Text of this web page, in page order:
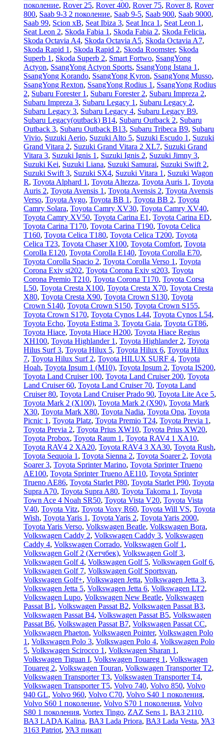
поколение, Rover 25, Rover 400, Rover 75, Rover 8, Rover
800, Saab 9-3 2 поколение, Saab 9-5, Saab 900, Saab 9000,
Saab 99, Scion xB, Seat Ibiza 3, Seat Inca 1 , Seat Leon 1 ,
Seat Leon 2, Skoda Fabia 1 , Skoda Fabia 2, Skoda Felicia,
Skoda Octavia A4, Skoda Octavia A5, Skoda Octavia A7,
Skoda Rapid 1 , Skoda Rapid 2, Skoda Roomster, Skoda
Superb 1 , Skoda Superb 2, Smart Fortwo, SsangYong
Actyon, SsangYong Actyon Sports, SsangYong Istana 1 ,
SsangYong Korando, SsangYong Kyron, SsangYong Musso,
SsangYong Rexton, SsangYong Rodius 1 , SsangYong Rodius
2, Subaru Forester 1 , Subaru Forester 2, Subaru Impreza 2,
Subaru Impreza 3, Subaru Legacy 1 , Subaru Legacy 2,
Subaru Legacy 3, Subaru Legacy 4, Subaru Legacy B9,
Subaru Legacy(outback) B14, Subaru Outback 2, Subaru
Outback 3, Subaru Outback B13, Subaru Tribeca B9, Subaru
Vivio, Suzuki Aerio, Suzuki Alto 5, Suzuki Escudo 1 , Suzuki
Grand Vitara 2, Suzuki Grand Vitara 2 XL7, Suzuki Grand
Vitara 3, Suzuki Ignis 1 , Suzuki Ignis 2, Suzuki Jimny 3,
Suzuki Kei, Suzuki Liana, Suzuki Samurai, Suzuki Swift 2,
Suzuki Swift 3, Suzuki SX4, Suzuki Vitara 1 , Suzuki Wagon
R, Toyota Alphard 1 , Toyota Altezza, Toyota Auris 1 , Toyota
Auris 2, Toyota Avensis 1 , Toyota Avensis 2, Toyota Avensis
Verso, Toyota Aygo, Toyota BB 1 , Toyota BB 2, Toyota
Camry Solara, Toyota Camry XV30, Toyota Camry XV40,
Toyota Camry XV50, Toyota Carina E1 , Toyota Carina ED,
Toyota Carina T170, Toyota Carina T190, Toyota Celica
T160, Toyota Celica T180, Toyota Celica T200, Toyota
Celica T23, Toyota Chaser X100, Toyota Comfort, Toyota
Corolla E120, Toyota Corolla E140, Toyota Corolla E70,
Toyota Corolla Spacio 2, Toyota Corolla Verso 1 , Toyota
Corona Exiv st202, Toyota Corona Exiv st203, Toyota
Corona Premio T210, Toyota Corona T170, Toyota Corsa
L50, Toyota Cresta X100, Toyota Cresta X70, Toyota Cresta
X80, Toyota Cresta X90, Toyota Crown S130, Toyota
Crown S140, Toyota Crown S150, Toyota Crown S155,
Toyota Crown S170, Toyota Cynos L44, Toyota Cynos L54,
Toyota Echo, Toyota Estima 3, Toyota Gaia, Toyota GT86,
Toyota Hiace, Toyota Hiace H200, Toyota Hiace Regius
XH100, Toyota Highlander 1 , Toyota Highlander 2, Toyota
Hilus Surf 3, Toyota Hilux 5, Toyota Hilux 6, Toyota Hilux
7, Toyota Hilux Surf 2, Toyota HILUX SURF 4, Toyota
Hoah, Toyota Ipsum 1 (М10), Toyota Ipsum 2, Toyota IS200,
Toyota Land Cruiser 100, Toyota Land Cruiser 200, Toyota
Land Cruiser 60, Toyota Land Cruiser 70, Toyota Land
Cruiser 80, Toyota Land Cruiser Prado 90, Toyota Lite Ace 5,
Toyota Mark 2 (Х100), Toyota Mark 2 (Х90), Toyota Mark
X30, Toyota Mark X80, Toyota Nadia, Toyota Opa, Toyota
Picnic 1 , Toyota Platz, Toyota Premio T24, Toyota Previa 1 ,
Toyota Previa 2, Toyota Prius XW10, Toyota Prius XW20,
Toyota Probox, Toyota Raum 1 , Toyota RAV4 1 XA10,
Toyota RAV4 2 XA20, Toyota RAV4 3 XA30, Toyota Rush,
Toyota Sequoia 1 , Toyota Sienna 2, Toyota Soarer 2, Toyota
Soarer 3, Toyota Sprinter Marino, Toyota Sprinter Trueno
AE100, Toyota Sprinter Trueno AE110, Toyota Sprinter
Trueno AE86, Toyota Starlet P80, Toyota Starlet P90, Toyota
Supra A70, Toyota Supra A80, Toyota Takoma 1 , Toyota
Town Ace 4 Noah SR50, Toyota Vista V20, Toyota Vista
V40, Toyota Vitz, Toyota Voxy R60, Toyota Will VS, Toyota
Wish, Toyota Yaris 1 , Toyota Yaris 2, Toyota Yaris 2000,
Toyota Yaris Verso, Volkswagen Beatle, Volkswagen Bora,
Volkswagen Caddy 2, Volkswagen Caddy 3, Volkswagen
Caddy 4, Volkswagen Corrado, Volkswagen Golf 1 ,
Volkswagen Golf 2 (Хетчбек), Volkswagen Golf 3,
Volkswagen Golf 4, Volkswagen Golf 5, Volkswagen Golf 6,
Volkswagen Golf 7, Volkswagen Golf Sportsvan,
Volkswagen Golf+, Volkswagen Jetta, Volkswagen Jetta 3,
Volkswagen Jetta 5, Volkswagen Jetta 6, Volkswagen LT2,
Volkswagen Lupo, Volkswagen New Beatle, Volkswagen
Passat B1 , Volkswagen Passat B2, Volkswagen Passat B3,
Volkswagen Passat B4, Volkswagen Passat B5, Volkswagen
Passat B6, Volkswagen Passat B7, Volkswagen Passat CC,
Volkswagen Phaeton, Volkswagen Pointer, Volkswagen Polo
1 , Volkswagen Polo 3, Volkswagen Polo 4, Volkswagen Polo
5, Volkswagen Scirocco 1 , Volkswagen Sharan 1 ,
Volkswagen Tiguan I, Volkswagen Touareg 1 , Volkswagen
Touareg 2, Volkswagen Touran, Volkswagen Transporter T2,
Volkswagen Transporter T3, Volkswagen Transporter T4,
Volkswagen Transporter T5, Volvo 740, Volvo 850, Volvo
940 GL, Volvo 960, Volvo C70, Volvo S40 1 поколения,
Volvo S60 1 поколение, Volvo S70 1 поколения, Volvo
S80 1 поколения, Vortex Tingo, ZAZ Sens 1 , ВАЗ 2110,
ВАЗ LADA Kalina, ВАЗ Lada Priora, ВАЗ Lada Vesta, УАЗ
3163 Patriot, УАЗ пикап